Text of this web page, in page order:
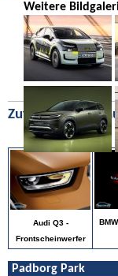
Weitere
Zufällige Bilder
Audi Q3 -
Frontscheinwerfer
Padborg Park